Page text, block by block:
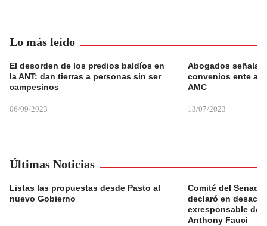
Lo más leído
El desorden de los predios baldíos en
la ANT: dan tierras a personas sin ser
campesinos
06/09/2023
Abogados
convenios ente
AMC
13/07/2023
Últimas Noticias
Listas las propuestas desde Pasto al
nuevo Gobierno
Comité del Senado
declaró en
exresponsable de
Anthony Fauci